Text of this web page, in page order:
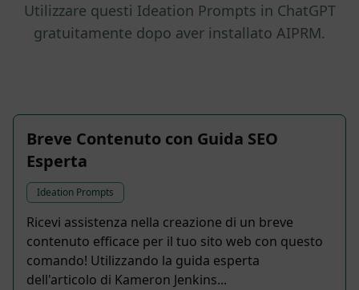
Utilizzare questi Ideation Prompts in ChatGPT
gratuitamente dopo aver installato AIPRM.
Breve Contenuto con Guida SEO
Esperta
Ideation Prompts
Ricevi assistenza nella creazione di un breve
contenuto efficace per il tuo sito web con questo
comando! Utilizzando la guida esperta
dell'articolo di Kameron Jenkins...